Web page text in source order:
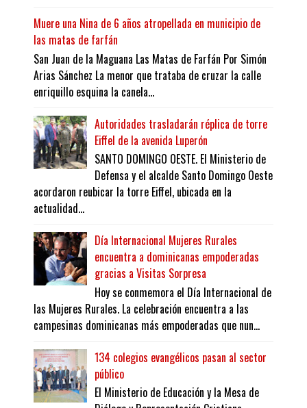
Muere una Nina de 6 años atropellada en municipio de
las matas de farfán
San Juan de la Maguana Las Matas de Farfán Por Simón
Arias Sánchez La menor que trataba de cruzar la calle
enriquillo esquina la canela...
Autoridades trasladarán réplica de torre
Eiffel de la avenida Luperón
SANTO DOMINGO OESTE. El Ministerio de
Defensa y el alcalde Santo Domingo Oeste
acordaron reubicar la torre Eiffel, ubicada en la
actualidad...
Día Internacional Mujeres Rurales
encuentra a dominicanas empoderadas
gracias a Visitas Sorpresa
Hoy se conmemora el Día Internacional de
las Mujeres Rurales. La celebración encuentra a las
campesinas dominicanas más empoderadas que nun...
134 colegios evangélicos pasan al sector
público
El Ministerio de Educación y la Mesa de